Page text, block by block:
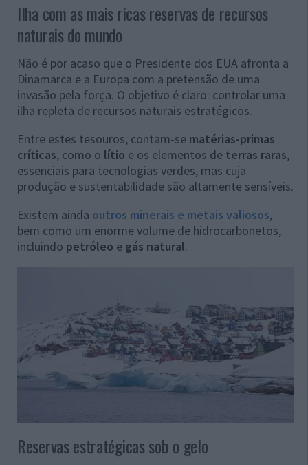
Ilha com as mais ricas reservas de recursos
naturais do mundo
Não é por acaso que o Presidente dos EUA afronta a
Dinamarca e a Europa com a pretensão de uma
invasão pela força. O objetivo é claro: controlar uma
ilha repleta de recursos naturais estratégicos.
Entre estes tesouros, contam-se matérias-primas
críticas, como o lítio e os elementos de terras raras,
essenciais para tecnologias verdes, mas cuja
produção e sustentabilidade são altamente sensíveis.
Existem ainda outros minerais e metais valiosos,
bem como um enorme volume de hidrocarbonetos,
incluindo petróleo e gás natural.
Reservas estratégicas sob o gelo